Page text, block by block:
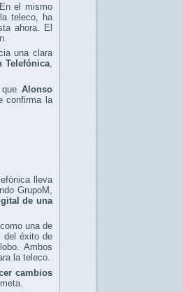
En el mismo
teleco, ha
ahora. El
una clara
Telefónica,
Alonso
confirma la
lleva
GrupoM,
de una
una de
del éxito de
Ambos
la teleco.
cambios